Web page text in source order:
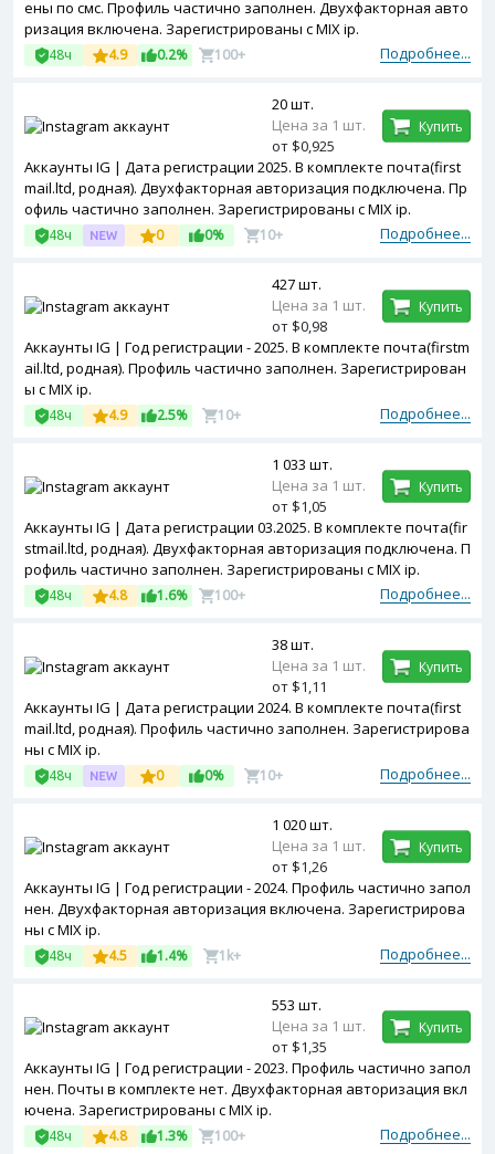
ены по смс. Профиль частично заполнен. Двухфакторная авто
ризация включена. Зарегистрированы с MIX ip.
Подробнее...
48ч 4.9 0.2% 100+
Аккаунты IG | Дата регистрации 2025. В комплекте почта(first
mail.ltd, родная). Двухфакторная авторизация подключена. Пр
офиль частично заполнен. Зарегистрированы с MIX ip.
Подробнее...
48ч 0 0% 10+
20 шт.
Цена за 1 шт.
от $0,925
Купить
Аккаунты IG | Год регистрации - 2025. В комплекте почта(firstm
ail.ltd, родная). Профиль частично заполнен. Зарегистрирован
ы с MIX ip.
Подробнее...
48ч 4.9 2.5% 10+
427 шт.
Цена за 1 шт.
от $0,98
Купить
Аккаунты IG | Дата регистрации 03.2025. В комплекте почта(fir
stmail.ltd, родная). Двухфакторная авторизация подключена. П
рофиль частично заполнен. Зарегистрированы с MIX ip.
Подробнее...
48ч 4.8 1.6% 100+
1 033 шт.
Цена за 1 шт.
от $1,05
Купить
Аккаунты IG | Дата регистрации 2024. В комплекте почта(first
mail.ltd, родная). Профиль частично заполнен. Зарегистрирова
ны с MIX ip.
Подробнее...
48ч 0 0% 10+
38 шт.
Цена за 1 шт.
от $1,11
Купить
Аккаунты IG | Год регистрации - 2024. Профиль частично запол
нен. Двухфакторная авторизация включена. Зарегистрирова
ны с MIX ip.
Подробнее...
48ч 4.5 1.4% 1k+
1 020 шт.
Цена за 1 шт.
от $1,26
Купить
Аккаунты IG | Год регистрации - 2023. Профиль частично запол
нен. Почты в комплекте нет. Двухфакторная авторизация вкл
ючена. Зарегистрированы с MIX ip.
Подробнее...
48ч 4.8 1.3% 100+
553 шт.
Цена за 1 шт.
от $1,35
Купить